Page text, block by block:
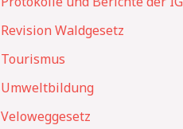
Revision Waldgesetz
Tourismus
Umweltbildung
Veloweggesetz